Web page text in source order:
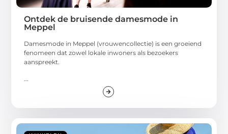
Ontdek de bruisende damesmode in
Meppel
Damesmode in Meppel (vrouwencollectie) is een groeiend
fenomeen dat zowel lokale inwoners als bezoekers
aanspreekt.